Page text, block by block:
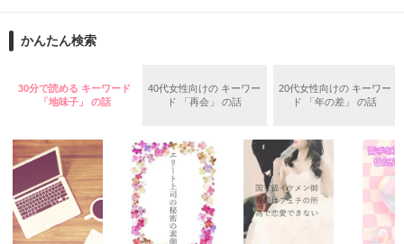
また
未来が
かんたん検索
30分で読める キーワード
「地味子」 の話
40代女性向けの キーワー
ド 「再会」 の話
20代女性向けの キーワー
ド 「年の差」 の話